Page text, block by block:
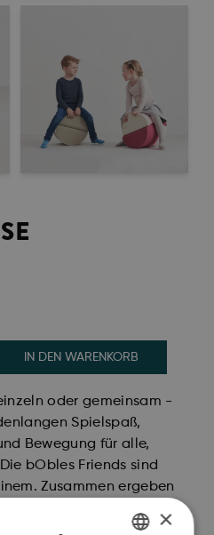
IN DEN WARENKORB
oder gemeinsam -
Spielspaß,
Bewegung für alle,
bObles Friends sind
Zusammen ergeben
als kleiner Tisch oder
nutzen lässt - auch für
×